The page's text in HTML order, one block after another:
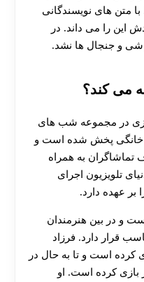
متن های نویسندگانی
این را می داند. در
و جنجال ها نشد.
می کند؟
در مجموعه شب های
خانگی پخش شده است و
به همراه
تلویزیون اجرای
بر عهده دارد.
متر است و در بین هنرمندان
قرار دارد. فرزاد
کرده است و تا به حال در
بازی کرده است. او